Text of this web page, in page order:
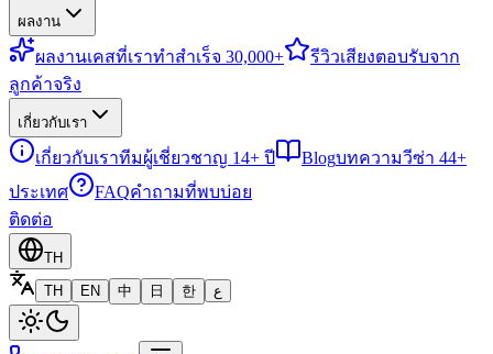
ผลงาน
ผลงานเคสที่เราทำสำเร็จ 30,000+ รีวิวเสียงตอบรับจาก
ลูกค้าจริง
เกี่ยวกับเรา
เกี่ยวกับเราทีมผู้เชี่ยวชาญ 14+ ปี Blogบทความวีซ่า 44+
ประเทศ
FAQคำถามที่พบบ่อย
ติดต่อ
TH
TH
EN 中 日 한 ع